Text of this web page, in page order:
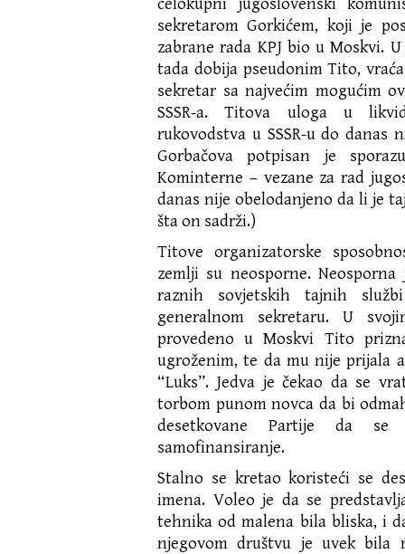
sekretarom Gorkićem, koji je
zabrane rada KPJ bio u Moskvi.
tada dobija pseudonim Tito,
sekretar sa najvećim mogućim
SSSR-a. Titova uloga u
rukovodstva u SSSR-u do danas
Gorbačova potpisan je
Kominterne – vezane za rad
danas nije obelodanjeno da li je
šta on sadrži.)
Titove organizatorske
zemlji su neosporne.
raznih sovjetskih tajnih
generalnom sekretaru. U
provedeno u Moskvi Tito
ugroženim, te da mu nije prijala
“Luks”. Jedva je čekao da se
torbom punom novca da bi
desetkovane Partije da
samofinansiranje.
Stalno se kretao koristeći se
imena. Voleo je da se
tehnika od malena bila bliska, i
njegovom društvu je uvek bila